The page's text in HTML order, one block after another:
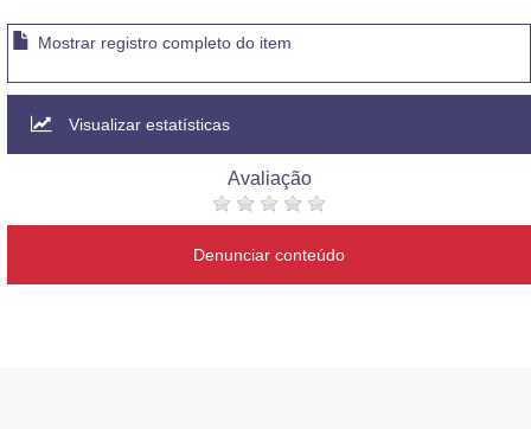
Mostrar registro completo do item
Visualizar estatísticas
Avaliação
Denunciar conteúdo